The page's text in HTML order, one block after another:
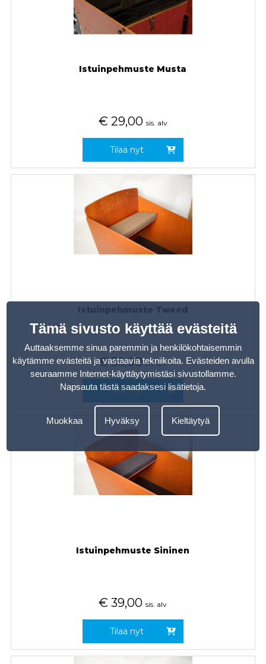
Istuinpehmuste Musta
€ 29,00 sis. alv
Tilaa nyt
Istuinpehmuste Tweed
€ 39,00 sis. alv
Tilaa nyt
Istuinpehmuste Sininen
€ 39,00 sis. alv
Tilaa nyt
Tämä sivusto käyttää evästeitä
Auttaaksemme sinua paremmin ja henkilökohtaisemmin
käytämme evästeitä ja vastaavia tekniikoita. Evästeiden avulla
seuraamme Internet-käyttäytymistäsi sivustollamme.
Napsauta tästä saadaksesi lisätietoja.
Muokkaa Hyväksy Kieltäytyä